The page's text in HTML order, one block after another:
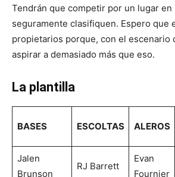
Tendrán que competir por un lugar en
seguramente clasifiquen. Espero que
propietarios porque, con el escenario
aspirar a demasiado más que eso.
La plantilla
BASES ESCOLTAS ALEROS
Jalen
Brunson
RJ Barrett
Evan
Fournier